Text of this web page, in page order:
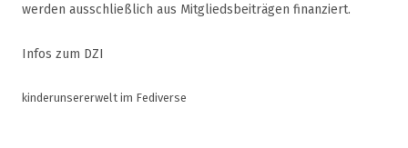
werden ausschließlich aus Mitgliedsbeiträgen finanziert.
Infos zum DZI
kinderunsererwelt im Fediverse